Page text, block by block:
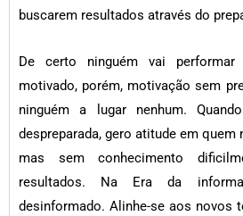
buscarem resultados através do
De certo ninguém vai
motivado, porém, motivação sem
ninguém a lugar nenhum.
despreparada, gero atitude em
mas sem conhecimento
resultados. Na Era da
desinformado. Alinhe-se aos novos